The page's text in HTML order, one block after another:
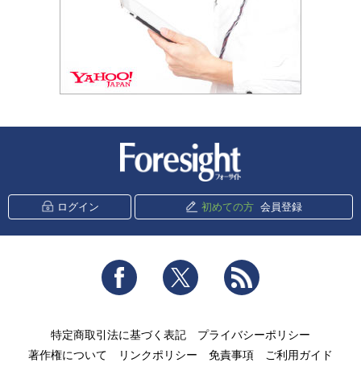
ログイン 初めての方 会員登録
Facebook Twitter
特定商取引法に基づく表記
プライバシーポリシー
著作権について
リンクポリシー 免責事項 ご利用ガイド